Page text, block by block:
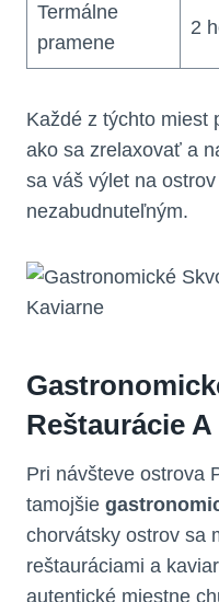
Termálne
pramene
2
Každé z týchto miest
ako sa zrelaxovať a
sa váš výlet na
nezabudnuteľným.
Reštaurácie
Pri návšteve ostrova
tamojšie
chorvátsky ostrov sa
reštauráciami a
autentické miestne